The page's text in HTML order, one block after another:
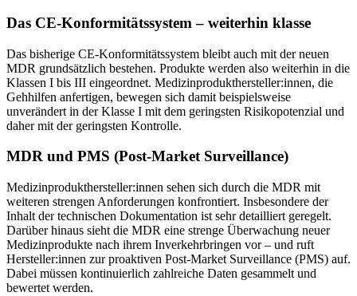
Das CE-Konformitätssystem – weiterhin klasse
Das bisherige CE-Konformitätssystem bleibt auch mit der neuen
MDR grundsätzlich bestehen. Produkte werden also weiterhin in die
Klassen I bis III eingeordnet. Medizinprodukthersteller:innen, die
Gehhilfen anfertigen, bewegen sich damit beispielsweise
unverändert in der Klasse I mit dem geringsten Risikopotenzial und
daher mit der geringsten Kontrolle.
MDR und PMS (Post-Market Surveillance)
Medizinprodukthersteller:innen sehen sich durch die MDR mit
weiteren strengen Anforderungen konfrontiert. Insbesondere der
Inhalt der technischen Dokumentation ist sehr detailliert geregelt.
Darüber hinaus sieht die MDR eine strenge Überwachung neuer
Medizinprodukte nach ihrem Inverkehrbringen vor – und ruft
Hersteller:innen zur proaktiven Post-Market Surveillance (PMS) auf.
Dabei müssen kontinuierlich zahlreiche Daten gesammelt und
bewertet werden.